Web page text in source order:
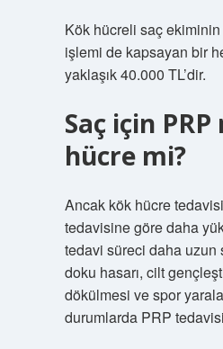
Kök hücreli saç ekiminin
işlemi de kapsayan bir
yaklaşık 40.000 TL’dir.
Saç için
hücre mi?
Ancak kök hücre
tedavisine göre daha
tedavi süreci daha uzun
doku hasarı, cilt
dökülmesi ve spor
durumlarda PRP